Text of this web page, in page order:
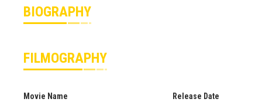
BIOGRAPHY
FILMOGRAPHY
Movie Name Release Date